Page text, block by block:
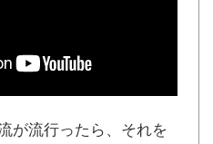
が流行ったら、それを